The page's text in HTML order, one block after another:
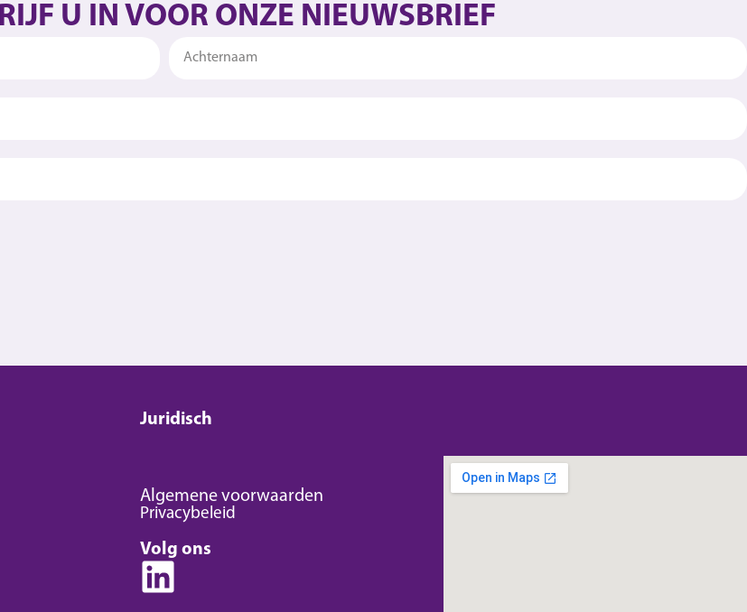
U IN VOOR ONZE NIEUWSBRIEF
Juridisch
Algemene voorwaarden
Privacybeleid
Volg ons